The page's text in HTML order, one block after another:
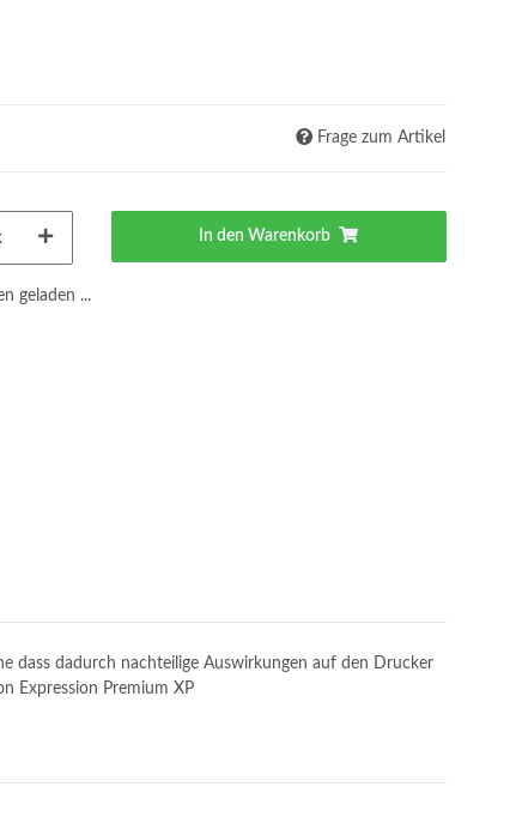
Frage zum Artikel
In den Warenkorb
geladen ...
dass dadurch nachteilige Auswirkungen auf den Drucker
Expression Premium XP